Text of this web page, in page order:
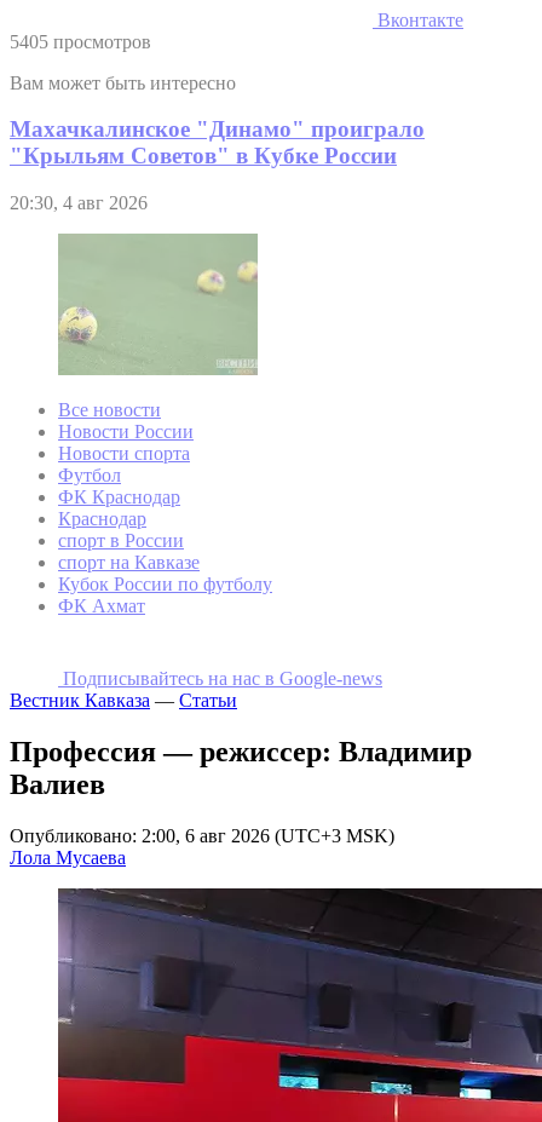
Вконтакте
5405 просмотров
Вам может быть интересно
Махачкалинское "Динамо" проиграло
"Крыльям Советов" в Кубке России
20:30, 4 авг 2026
Все новости
Новости России
Новости спорта
Футбол
ФК Краснодар
Краснодар
спорт в России
спорт на Кавказе
Кубок России по футболу
ФК Ахмат
Подписывайтесь на наc в Google-news
Вестник Кавказа — Статьи
Профессия — режиссер: Владимир
Валиев
Опубликовано: 2:00, 6 авг 2026 (UTC+3 MSK)
Лола Мусаева